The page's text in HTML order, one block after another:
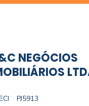
NEGÓCIOS
PJ5913